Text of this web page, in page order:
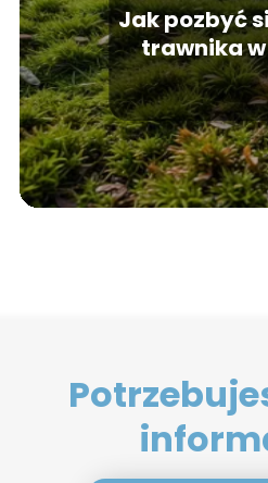
Jak pozbyć
trawnika